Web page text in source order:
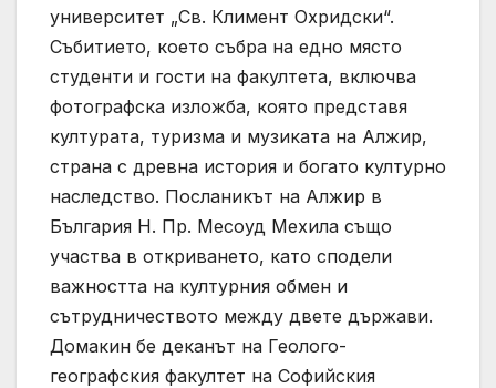
университет „Св. Климент Охридски“.
Събитието, което събра на едно място
студенти и гости на факултета, включва
фотографска изложба, която представя
културата, туризма и музиката на Алжир,
страна с древна история и богато културно
наследство. Посланикът на Алжир в
България Н. Пр. Месоуд Мехила също
участва в откриването, като сподели
важността на културния обмен и
сътрудничеството между двете държави.
Домакин бе деканът на Геолого-
географския факултет на Софийския